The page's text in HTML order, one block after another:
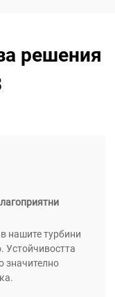
решения
нашите турбини
Устойчивостта
значително